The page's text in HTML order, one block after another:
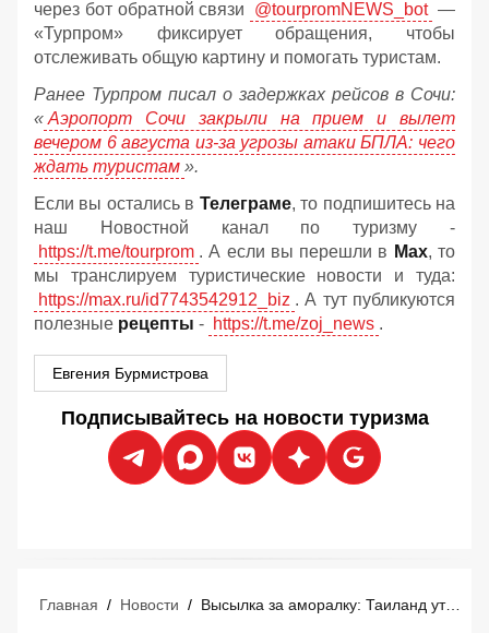
через бот обратной связи
@tourpromNEWS_bot —
«Турпром» фиксирует обращения, чтобы
отслеживать общую картину и помогать туристам.
Ранее Турпром писал о задержках рейсов в Сочи:
« Аэропорт Сочи закрыли на прием и вылет
вечером 6 августа из-за угрозы атаки БПЛА: чего
ждать туристам ».
Если вы остались в Телеграме, то подпишитесь на
наш Новостной канал по туризму -
https://t.me/tourprom . А если вы перешли в Мах, то
мы транслируем туристические новости и туда:
https://max.ru/id7743542912_biz . А тут публикуются
полезные рецепты - https://t.me/zoj_news .
Евгения Бурмистрова
Подписывайтесь на новости туризма
Главная / Новости / Высылка за аморалку: Таиланд утвердил новые правила мгновенной депортации туристов